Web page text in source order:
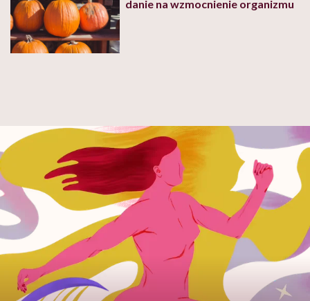
danie na wzmocnienie organizmu